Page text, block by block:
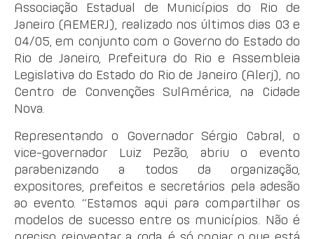
Associação Estadual de Municípios do Rio de
Janeiro (AEMERJ), realizado nos últimos dias 03 e
04/05, em conjunto com o Governo do Estado do
Rio de Janeiro, Prefeitura do Rio e Assembleia
Legislativa do Estado do Rio de Janeiro (Alerj), no
Centro de Convenções SulAmérica, na Cidade
Nova.
Representando o Governador Sérgio Cabral, o
vice-governador Luiz Pezão, abriu o evento
parabenizando a todos da organização,
expositores, prefeitos e secretários pela adesão
ao evento. “Estamos aqui para compartilhar os
modelos de sucesso entre os municípios. Não é